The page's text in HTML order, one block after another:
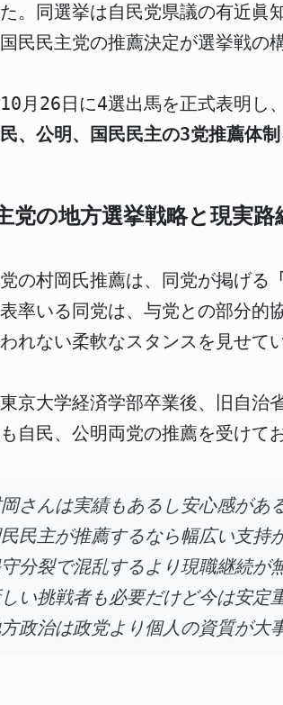
。同選挙は自民党県議の有近
民民主党の推薦決定が選挙戦の
月26日に4選出馬を正式表明し
、公明、国民民主の3党推薦体制
党の地方選挙戦略と現実路
の村岡氏推薦は、同党が掲げる
率いる同党は、与党との部分的
れない柔軟なスタンスを見せてい
京大学経済学部卒業後、旧自治
自民、公明両党の推薦を受けてお
岡さんは実績もあるし安心感があ
民民主が推薦するなら幅広い支持
守分裂で混乱するより現職継続が
しい挑戦者も必要だけど今は安定
方政治は政党より個人の資質が大